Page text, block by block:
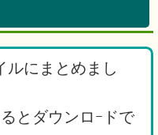
ルにまとめまし
とダウンロｰドで